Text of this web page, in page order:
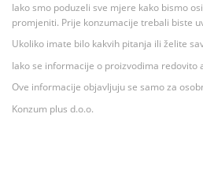
Iako smo poduzeli sve mjere kako bismo
promjeniti. Prije konzumacije trebali biste
Ukoliko imate bilo kakvih pitanja ili želite
Iako se informacije o proizvodima redovito
Ove informacije objavljuju se samo za
Konzum plus d.o.o.